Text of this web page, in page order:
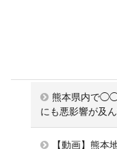
熊本県内で◯◯
にも悪影響が及
【動画】熊本